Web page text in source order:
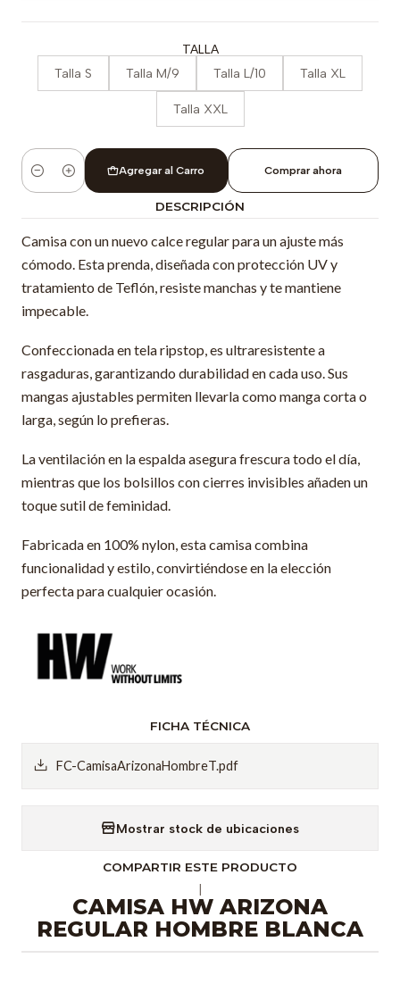
TALLA
Talla S Talla M/9 Talla L/10 Talla XL
Talla XXL
Cantidad
Agregar al Carro Comprar ahora
DESCRIPCIÓN
Camisa con un nuevo calce regular para un ajuste más
cómodo. Esta prenda, diseñada con protección UV y
tratamiento de Teflón, resiste manchas y te mantiene
impecable.
Confeccionada en tela ripstop, es ultraresistente a
rasgaduras, garantizando durabilidad en cada uso. Sus
mangas ajustables permiten llevarla como manga corta o
larga, según lo prefieras.
La ventilación en la espalda asegura frescura todo el día,
mientras que los bolsillos con cierres invisibles añaden un
toque sutil de feminidad.
Fabricada en 100% nylon, esta camisa combina
funcionalidad y estilo, convirtiéndose en la elección
perfecta para cualquier ocasión.
FICHA TÉCNICA
FC-CamisaArizonaHombreT.pdf
Mostrar stock de ubicaciones
COMPARTIR ESTE PRODUCTO
CAMISA HW ARIZONA
REGULAR HOMBRE BLANCA